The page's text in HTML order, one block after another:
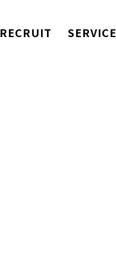
RECRUIT SERVICE